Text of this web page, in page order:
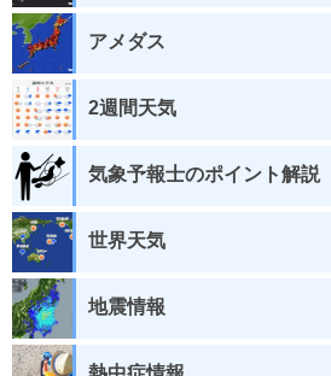
アメダス
2週間天気
気象予報士のポイント解説
世界天気
地震情報